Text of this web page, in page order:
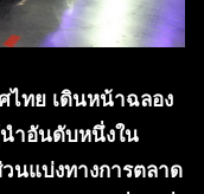
ไทย เดินหน้าฉลอง
นำอันดับหนึ่งใน
นแบ่งทางการตลาด